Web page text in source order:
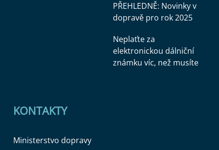
PŘEHLEDNĚ: Novinky v
dopravě pro rok 2025
Neplaťte za
elektronickou dálniční
známku víc, než musíte
KONTAKTY
Ministerstvo dopravy